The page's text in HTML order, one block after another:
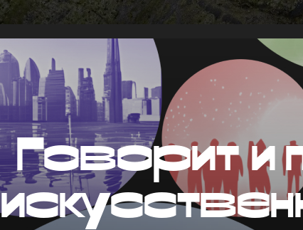
Говорит